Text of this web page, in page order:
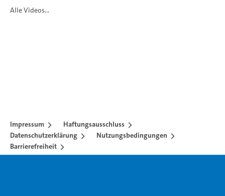
Alle Videos...
Impressum
Haftungsausschluss
Datenschutzerklärung
Nutzungsbedingungen
Barrierefreiheit